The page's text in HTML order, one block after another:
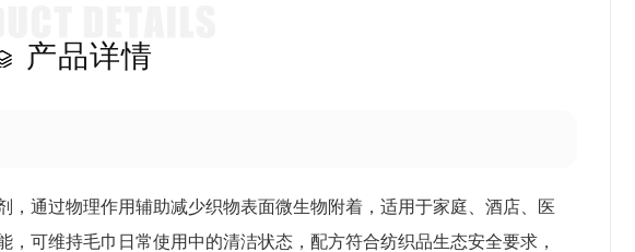
产品详情
通过物理作用辅助减少织物表面微生物附着，适用于家庭、酒店、医
可维持毛巾日常使用中的清洁状态，配方符合纺织品生态安全要求，